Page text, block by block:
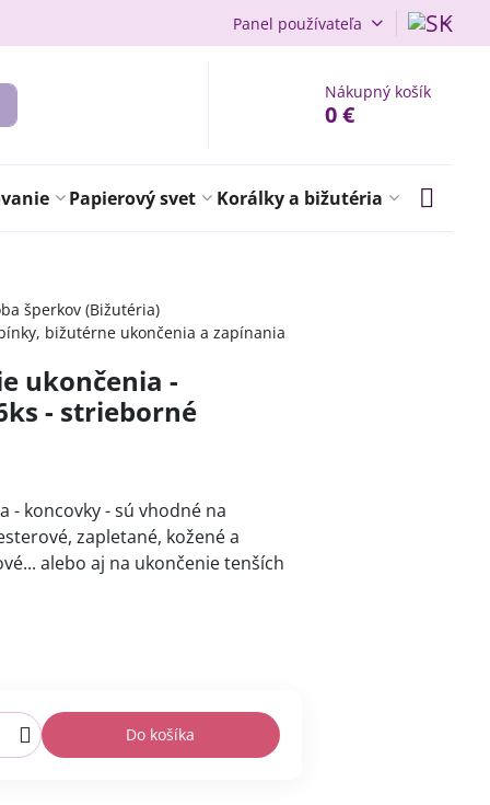
Panel používateľa
Nákupný košík
0 €
Papierový svet Korálky a bižutéria
šperkov (Bižutéria)
bižutérne ukončenia a zapínania
ukončenia -
- strieborné
- koncovky - sú vhodné na
zapletané, kožené a
alebo aj na ukončenie tenších
Do košíka